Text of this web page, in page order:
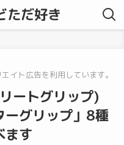
ただ好き
イト広告を利用しています。
ートグリップ)
ーグリップ」8種
ます